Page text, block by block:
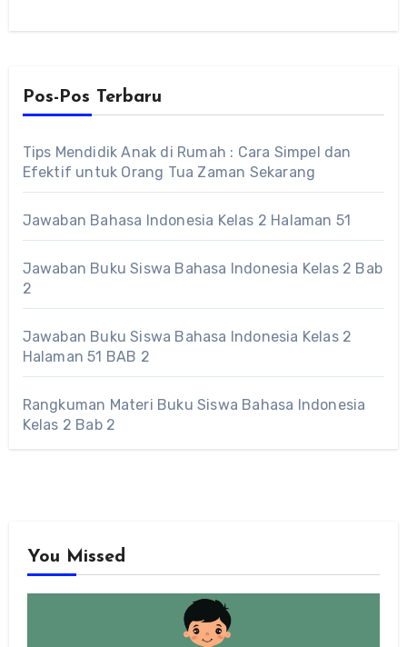
Pos-Pos Terbaru
Tips Mendidik Anak di Rumah : Cara Simpel dan
Efektif untuk Orang Tua Zaman Sekarang
Jawaban Bahasa Indonesia Kelas 2 Halaman 51
Jawaban Buku Siswa Bahasa Indonesia Kelas 2 Bab
2
Jawaban Buku Siswa Bahasa Indonesia Kelas 2
Halaman 51 BAB 2
Rangkuman Materi Buku Siswa Bahasa Indonesia
Kelas 2 Bab 2
You Missed